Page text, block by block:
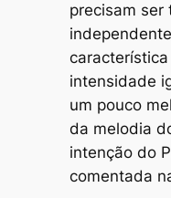
precisam ser
intensidade
um pouco
da melodia
intenção do
comentada